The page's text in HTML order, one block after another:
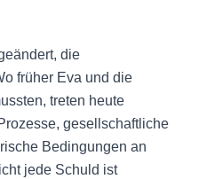
die
früher Eva und die
treten heute
gesellschaftliche
Bedingungen an
jede Schuld ist